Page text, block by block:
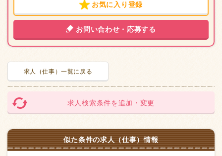
お気に入り登録
お問い合わせ・応募する
求人（仕事）一覧に戻る
求人検索条件を追加・変更
似た条件の求人（仕事）情報